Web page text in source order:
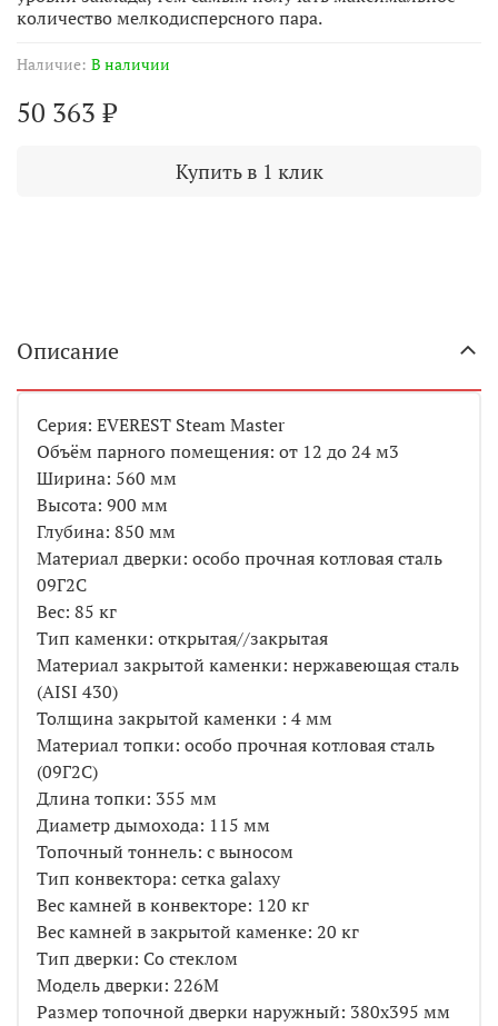
Наличие: В наличии
50 363 ₽
Купить в 1 клик
количество мелкодисперсного пара.
Описание
Серия: EVEREST Steam Master
Объём парного помещения: от 12 до 24 м3
Ширина: 560 мм
Высота: 900 мм
Глубина: 850 мм
Материал дверки: особо прочная котловая сталь
09Г2С
Вес: 85 кг
Тип каменки: открытая//закрытая
Материал закрытой каменки: нержавеющая сталь
(AISI 430)
Толщина закрытой каменки : 4 мм
Материал топки: особо прочная котловая сталь
(09Г2С)
Длина топки: 355 мм
Диаметр дымохода: 115 мм
Топочный тоннель: с выносом
Тип конвектора: сетка galaxy
Вес камней в конвекторе: 120 кг
Вес камней в закрытой каменке: 20 кг
Тип дверки: Со стеклом
Модель дверки: 226М
Размер топочной дверки наружный: 380х395 мм